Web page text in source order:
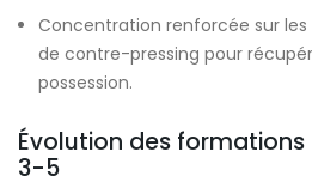
Concentration renforcée sur
de contre-pressing pour
possession.
Évolution des
3-5